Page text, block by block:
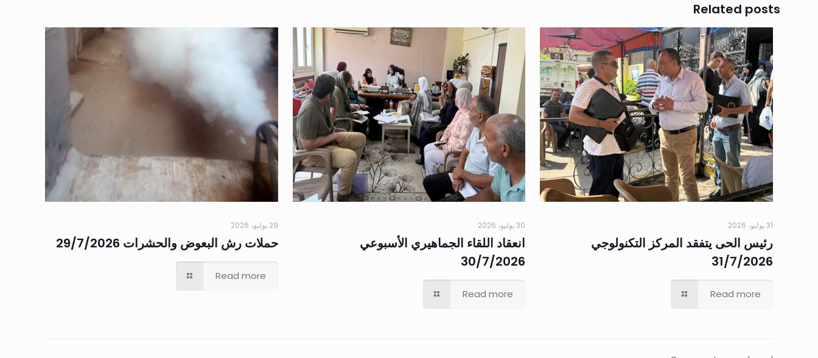
Related posts
31 يوليو، 2026
رئيس الحى يتفقد المركز التكنولوجي
31/7/2026
Read more
30 يوليو، 2026
انعقاد اللقاء الجماهيري الأسبوعي
30/7/2026
Read more
29 يوليو، 2026
حملات رش البعوض والحشرات 29/7/2026
Read more